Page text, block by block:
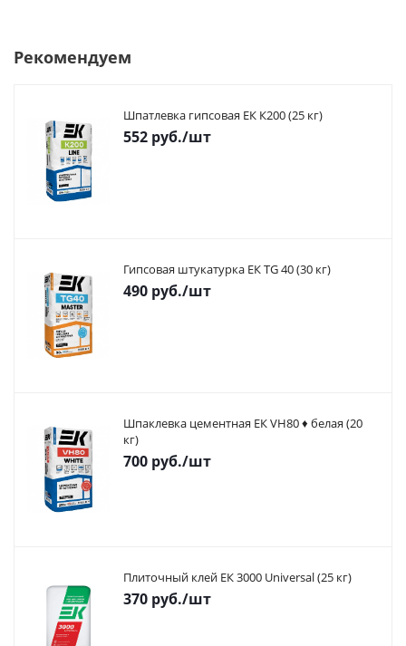
Рекомендуем
Шпатлевка гипсовая ЕК К200 (25 кг)
552 руб./шт
Гипсовая штукатурка ЕК TG 40 (30 кг)
490 руб./шт
Шпаклевка цементная ЕК VH80 ♦ белая (20
кг)
700 руб./шт
Плиточный клей ЕК 3000 Universal (25 кг)
370 руб./шт